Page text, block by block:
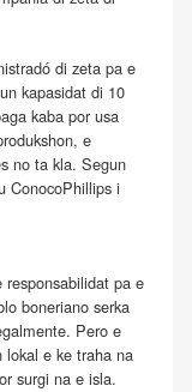
di zeta pa e
kapasidat di 10
kaba por usa
e
no ta kla. Segun
ConocoPhillips i
pa e
boneriano serka
Pero e
lokal e ke traha na
surgi na e isla.